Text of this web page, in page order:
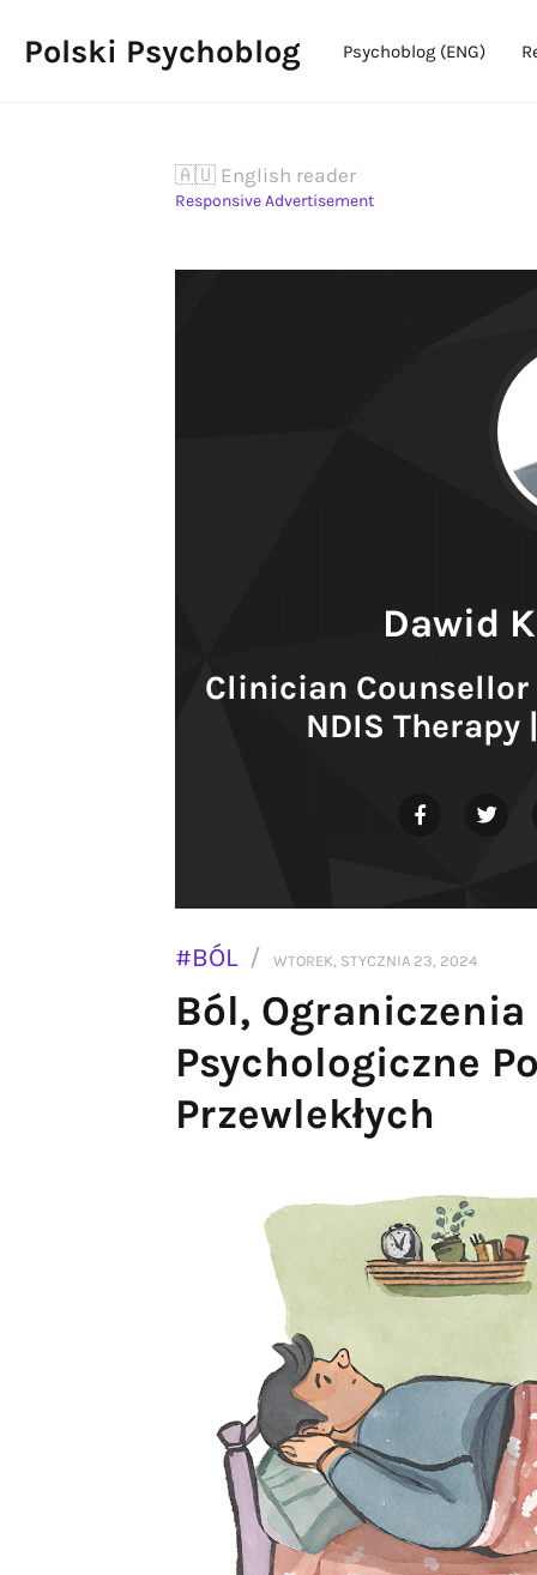
Polski Psychoblog Psychoblog (ENG)
🇦🇺 English reader
Responsive Advertisement
Dawid
Clinician
NDIS Therapy
#BÓL WTOREK, STYCZNIA 23, 2024
Ból,
Psychologiczne
Przewlekłych